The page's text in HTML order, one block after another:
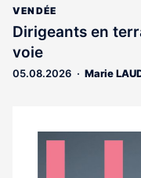
VENDÉE
Dirigeants en
voie
05.08.2026 Marie
Notre